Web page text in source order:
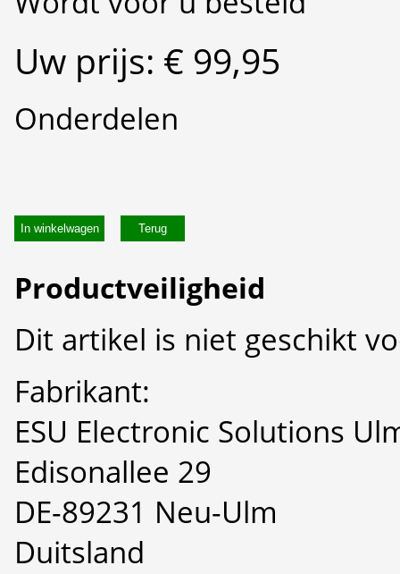
Uw prijs: € 99,95
Onderdelen
In winkelwagen
Productveiligheid
Dit artikel is niet geschikt
Fabrikant:
ESU Electronic Solutions
Edisonallee 29
DE-89231 Neu-Ulm
Duitsland